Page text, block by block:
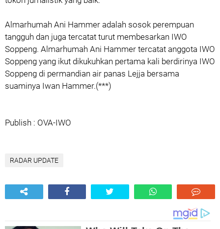
Almarhumah Ani Hammer adalah sosok perempuan
tangguh dan juga tercatat turut membesarkan IWO
Soppeng. Almarhumah Ani Hammer tercatat anggota IWO
Soppeng yang ikut dikukuhkan pertama kali berdirinya IWO
Soppeng di permandian air panas Lejja bersama
suaminya Iwan Hammer.(***)
Publish : OVA-IWO
RADAR UPDATE